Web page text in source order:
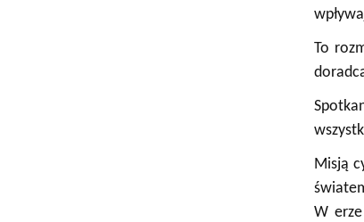
To
Misją
W